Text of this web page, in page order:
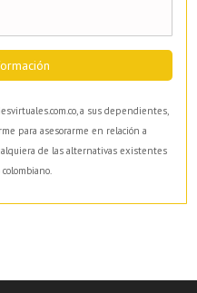
a sus dependientes,
para asesorarme en relación a
de las alternativas existentes